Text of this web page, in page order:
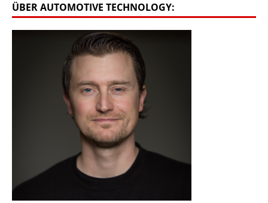
ÜBER AUTOMOTIVE TECHNOLOGY: